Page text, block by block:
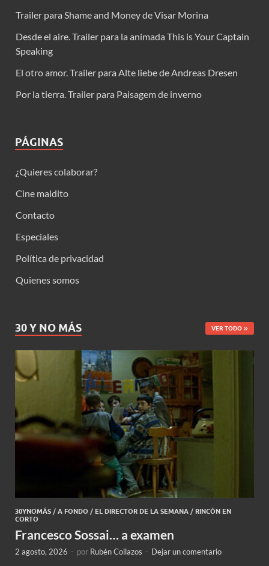
Trailer para Shame and Money de Visar Morina
Desde el aire. Trailer para la animada This is Your Captain
Speaking
El otro amor. Trailer para Alte liebe de Andreas Dresen
Por la tierra. Trailer para Paisagem de inverno
PÁGINAS
¿Quieres colaborar?
Cine maldito
Contacto
Especiales
Política de privacidad
Quienes somos
30 Y NO MÁS VER TODO
30YNOMÁS / A FONDO / EL DIRECTOR DE LA SEMANA / RINCÓN EN
CORTO
Francesco Sossai… a examen
2 agosto, 2026 - por Rubén Collazos - Dejar un comentario